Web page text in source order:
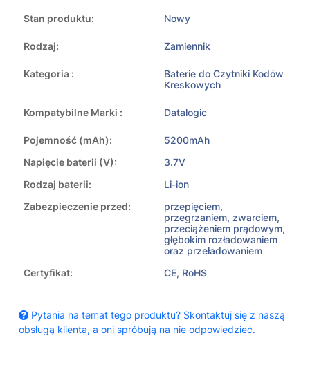
Stan produktu: Nowy
Rodzaj: Zamiennik
Kategoria :
Baterie do Czytniki Kodów
Kreskowych
Kompatybilne Marki : Datalogic
Pojemność (mAh):
5200mAh
Napięcie baterii (V):
3.7V
Rodzaj baterii:
Li-ion
Zabezpieczenie przed:
przepięciem,
przegrzaniem, zwarciem,
przeciążeniem prądowym,
głębokim rozładowaniem
oraz przeładowaniem
Certyfikat:
CE, RoHS
Pytania na temat tego produktu? Skontaktuj się z naszą
obsługą klienta, a oni spróbują na nie odpowiedzieć.